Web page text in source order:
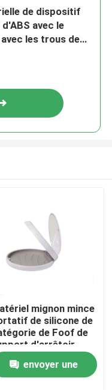
de dispositif
avec le
les trous de
mignon mince
de silicone de
de Foof de
d'arrêtoir
le miroir
envoyer une